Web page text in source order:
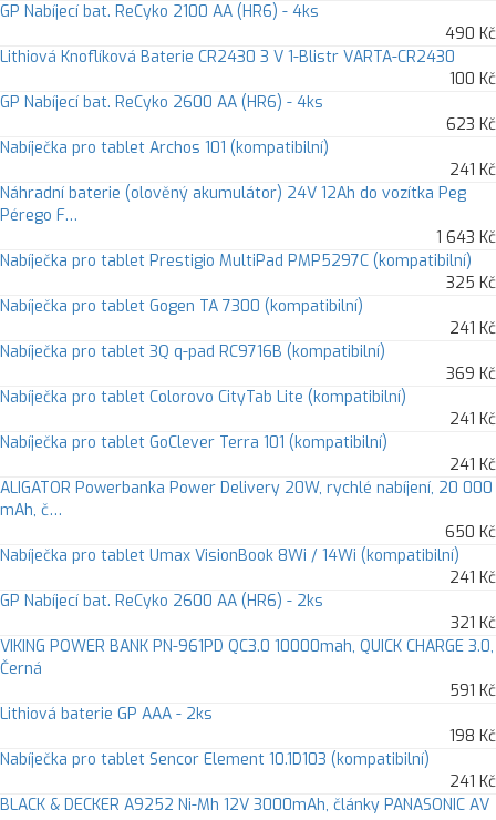
GP Nabíjecí bat. ReCyko 2100 AA (HR6) - 4ks
490 Kč
Lithiová Knoflíková Baterie CR2430 3 V 1-Blistr VARTA-CR2430
100 Kč
GP Nabíjecí bat. ReCyko 2600 AA (HR6) - 4ks
623 Kč
Nabíječka pro tablet Archos 101 (kompatibilní)
241 Kč
Náhradní baterie (olověný akumulátor) 24V 12Ah do vozítka Peg
Pérego F…
1 643 Kč
Nabíječka pro tablet Prestigio MultiPad PMP5297C (kompatibilní)
325 Kč
Nabíječka pro tablet Gogen TA 7300 (kompatibilní)
241 Kč
Nabíječka pro tablet 3Q q-pad RC9716B (kompatibilní)
369 Kč
Nabíječka pro tablet Colorovo CityTab Lite (kompatibilní)
241 Kč
Nabíječka pro tablet GoClever Terra 101 (kompatibilní)
241 Kč
ALIGATOR Powerbanka Power Delivery 20W, rychlé nabíjení, 20 000
mAh, č…
650 Kč
Nabíječka pro tablet Umax VisionBook 8Wi / 14Wi (kompatibilní)
241 Kč
GP Nabíjecí bat. ReCyko 2600 AA (HR6) - 2ks
321 Kč
VIKING POWER BANK PN-961PD QC3.0 10000mah, QUICK CHARGE 3.0,
Černá
591 Kč
Lithiová baterie GP AAA - 2ks
198 Kč
Nabíječka pro tablet Sencor Element 10.1D103 (kompatibilní)
241 Kč
BLACK & DECKER A9252 Ni-Mh 12V 3000mAh, články PANASONIC AV